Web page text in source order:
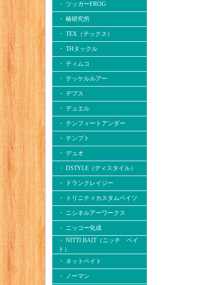
・ ツッガーFROG
・ 椿研究所
・ TEX（テックス）
・ THタックル
・ ティムコ
・ テッケルルアー
・ デプス
・ デュエル
・ テンフィートアンダー
・ テンプト
・ デュオ
・ DSTYLE（ディスタイル）
・ ドランクレイジー
・ トリニティカスタムベイツ
・ ニシネルアーワークス
・ ニッコー化成
・ NITTI BAIT（ニッチ ベイ
ト）
・ ネットベイト
・ ノーマン